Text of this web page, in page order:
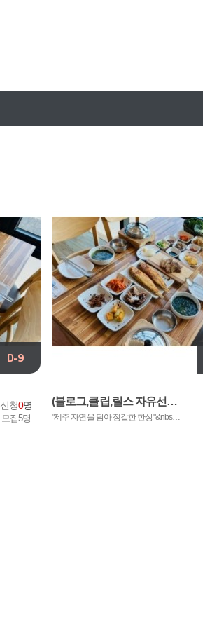
D-9
신청0명
모집5명
(블로그,클립,릴스 자유선…
"제주 자연을 담아 정갈한 한상"&nbs…
D-5
신청 6명/ 모집 5명
옹근한상(4인까지 가
모집기간 :
제출기간 :